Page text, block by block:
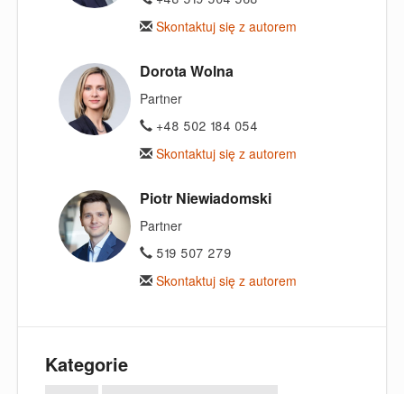
Skontaktuj się z autorem
Dorota Wolna
Partner
+48 502 184 054
Skontaktuj się z autorem
Piotr Niewiadomski
Partner
519 507 279
Skontaktuj się z autorem
Kategorie